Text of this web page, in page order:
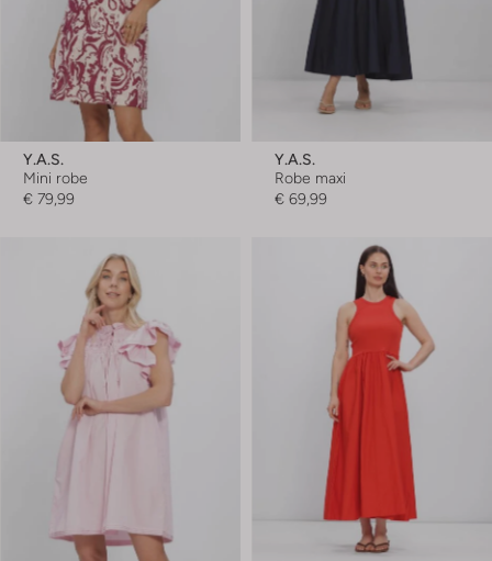
Y.a.s.
Mini robe
€ 79,99
Y.a.s.
Robe maxi
€ 69,99